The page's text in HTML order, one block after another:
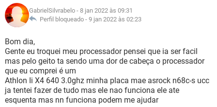
GUIA DE COMPRAS
INSTAGRAM GMAIL
GUIA DE COMPRAS
CELULAR
OUTLOOK EXCEL
INSTAGRAM
GUIA DE COMPRAS
JOGOS WHATSAPP
CELULAR
OUTLOOK
INSTAGRAM GMAIL
GUIA DE COMPRAS
GLOSSÁRIO
JOGOS
CELULAR FACEBOOK
OUTLOOK
INSTAGRAM GMAIL
GUIA DE COMPRAS
GabrielSilvrabelo - 8 jan 2022 às 09:31
Perfil bloqueado - 9 jan 2022 às 02:23
Bom dia,
Gente eu troquei meu processador pensei que ia ser facil
mas pelo geito ta sendo uma dor de cabeça o processador
que eu comprei é um
Athlon Ii X4 640 3.0ghz minha placa mae asrock n68c-s ucc
ja tentei fazer de tudo mas ele nao funciona ele ate
esquenta mas nn funciona podem me ajudar